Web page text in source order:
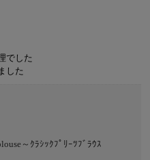
でした
した
～ｸﾗｼｯｸﾌﾟﾘｰﾂﾌﾞﾗｳｽ